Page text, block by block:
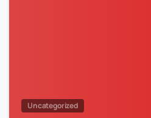
Uncategorized